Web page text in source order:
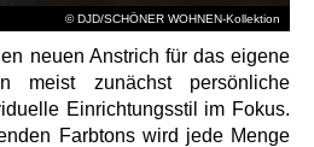
© DJD/SCHÖNER WOHNEN-Kollektion
neuen Anstrich für das eigene
meist zunächst persönliche
Einrichtungsstil im Fokus.
Farbtons wird jede Menge